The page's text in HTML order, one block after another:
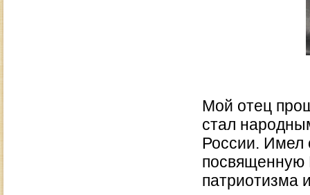
Мой отец
стал
России. Имел
посвященную
патриотизма